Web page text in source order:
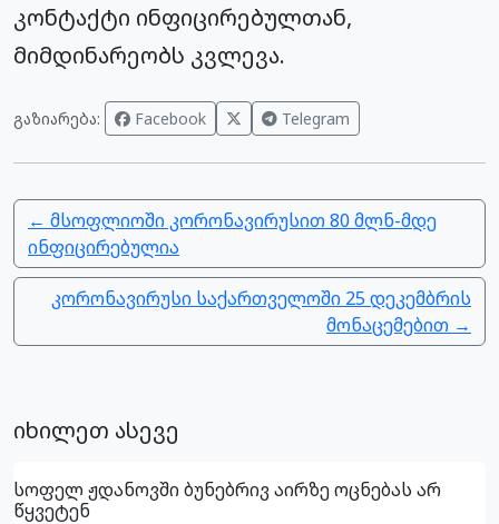
კონტაქტი ინფიცირებულთან,
მიმდინარეობს კვლევა.
გაზიარება: Facebook Telegram
← მსოფლიოში კორონავირუსით 80 მლნ-მდე
ინფიცირებულია
კორონავირუსი საქართველოში 25 დეკემბრის
მონაცემებით →
იხილეთ ასევე
სოფელ ჟდანოვში ბუნებრივ აირზე ოცნებას არ
წყვეტენ